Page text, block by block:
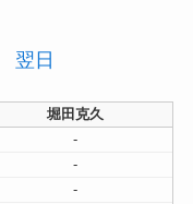
翌日
堀田克久
-
-
-